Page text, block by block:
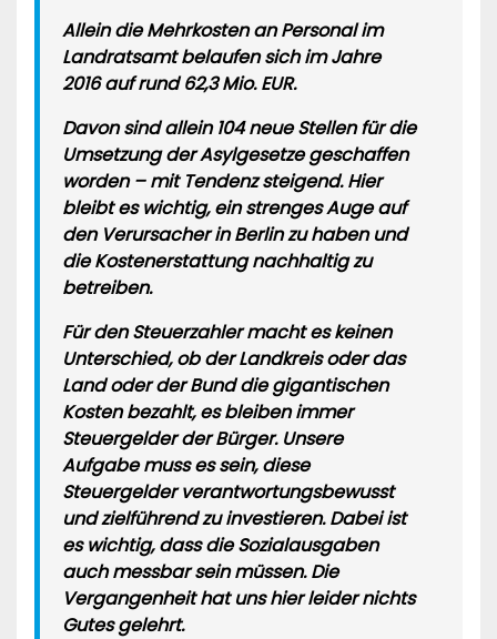
Allein dieMehrkosten an Personal im
Landratsamt belaufen sich im Jahre
2016 auf rund 62,3 Mio. EUR.
Davon sind allein104 neue Stellen für die
Umsetzung der Asylgesetzegeschaffen
worden – mit Tendenz steigend. Hier
bleibt es wichtig, ein strenges Auge auf
den Verursacher in Berlin zu haben und
die Kostenerstattung nachhaltig zu
betreiben.
Für den Steuerzahler macht es keinen
Unterschied, ob der Landkreis oder das
Land oder der Bund die gigantischen
Kosten bezahlt, es bleiben immer
Steuergelder der Bürger. Unsere
Aufgabe muss es sein, diese
Steuergelder verantwortungsbewusst
und zielführend zu investieren. Dabei ist
es wichtig, dass die Sozialausgaben
auch messbar sein müssen. Die
Vergangenheit hat uns hier leider nichts
Gutes gelehrt.